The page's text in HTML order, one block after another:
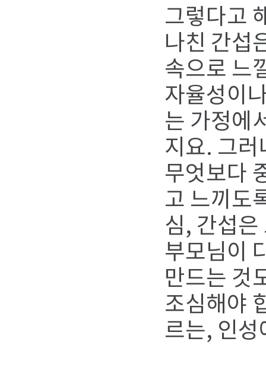
그렇다고
나친 간섭
속으로 느
자율성이
는 가정에
지요. 그러
무엇보다
고 느끼도
심, 간섭은
부모님이
만드는 것
조심해야
르는, 인성